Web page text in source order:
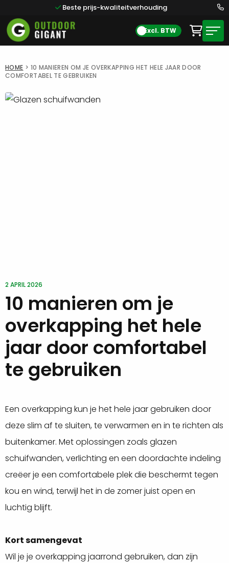
Beste prijs-kwaliteitverhouding
Excl. BTW
HOME > 10 MANIEREN OM JE OVERKAPPING HET HELE JAAR DOOR
COMFORTABEL TE GEBRUIKEN
2 APRIL 2026
10 manieren om je
overkapping het hele
jaar door comfortabel
te gebruiken
Een overkapping kun je het hele jaar gebruiken door
deze slim af te sluiten, te verwarmen en in te richten als
buitenkamer. Met oplossingen zoals glazen
schuifwanden, verlichting en een doordachte indeling
creëer je een comfortabele plek die beschermt tegen
kou en wind, terwijl het in de zomer juist open en
luchtig blijft.
Kort samengevat
Wil je je overkapping jaarrond gebruiken, dan zijn